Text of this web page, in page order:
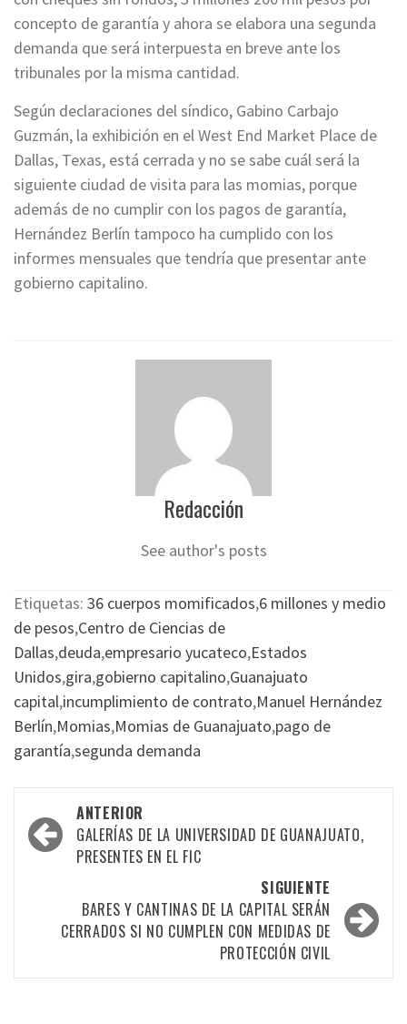
concepto de garantía y ahora se elabora una segunda
demanda que será interpuesta en breve ante los
tribunales por la misma cantidad.
Según declaraciones del síndico, Gabino Carbajo
Guzmán, la exhibición en el West End Market Place de
Dallas, Texas, está cerrada y no se sabe cuál será la
siguiente ciudad de visita para las momias, porque
además de no cumplir con los pagos de garantía,
Hernández Berlín tampoco ha cumplido con los
informes mensuales que tendría que presentar ante
gobierno capitalino.
Redacción
See author's posts
Etiquetas: 36 cuerpos momificados,6 millones y medio
de pesos,Centro de Ciencias de
Dallas,deuda,empresario yucateco,Estados
Unidos,gira,gobierno capitalino,Guanajuato
capital,incumplimiento de contrato,Manuel Hernández
Berlín,Momias,Momias de Guanajuato,pago de
garantía,segunda demanda
Navegación
por
entradas
ANTERIOR
GALERÍAS DE LA UNIVERSIDAD DE GUANAJUATO,
PRESENTES EN EL FIC
SIGUIENTE
BARES Y CANTINAS DE LA CAPITAL SERÁN
CERRADOS SI NO CUMPLEN CON MEDIDAS DE
PROTECCIÓN CIVIL